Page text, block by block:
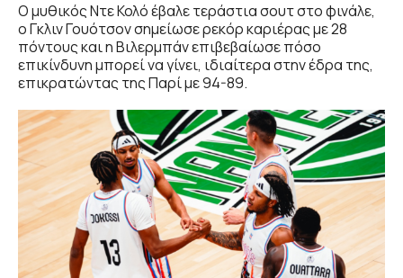
Ο μυθικός Ντε Κολό έβαλε τεράστια σουτ στο φινάλε,
ο Γκλιν Γουότσον σημείωσε ρεκόρ καριέρας με 28
πόντους και η Βιλερμπάν επιβεβαίωσε πόσο
επικίνδυνη μπορεί να γίνει, ιδιαίτερα στην έδρα της,
επικρατώντας της Παρί με 94-89.